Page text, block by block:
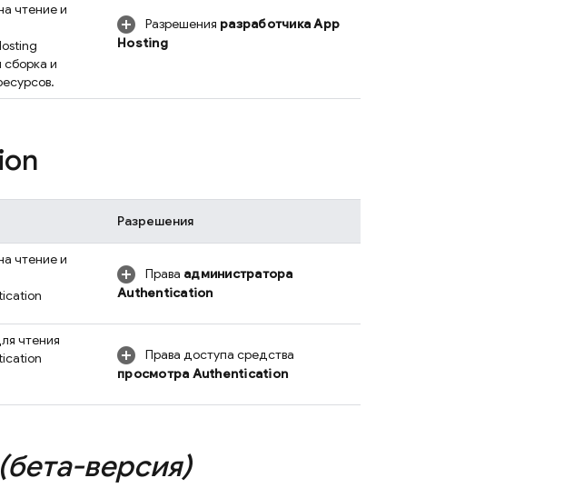
чтение и
сборка и
Разрешения разработчикаApp
Hosting
Разрешения
чтение и
Права администратора
Authentication
чтения
Права доступа средства
просмотра Authentication
(бета-версия)